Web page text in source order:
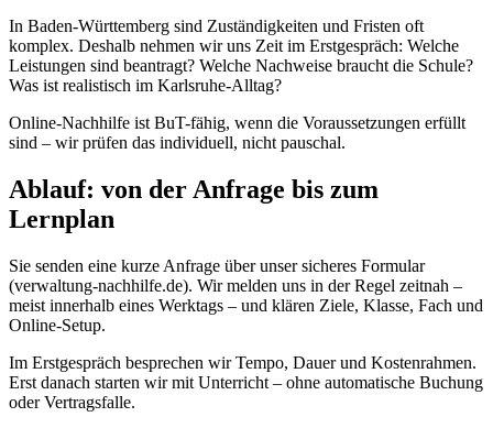
In Baden-Württemberg sind Zuständigkeiten und Fristen oft
komplex. Deshalb nehmen wir uns Zeit im Erstgespräch: Welche
Leistungen sind beantragt? Welche Nachweise braucht die Schule?
Was ist realistisch im Karlsruhe-Alltag?
Online-Nachhilfe ist BuT-fähig, wenn die Voraussetzungen erfüllt
sind – wir prüfen das individuell, nicht pauschal.
Ablauf: von der Anfrage bis zum
Lernplan
Sie senden eine kurze Anfrage über unser sicheres Formular
(verwaltung-nachhilfe.de). Wir melden uns in der Regel zeitnah –
meist innerhalb eines Werktags – und klären Ziele, Klasse, Fach und
Online-Setup.
Im Erstgespräch besprechen wir Tempo, Dauer und Kostenrahmen.
Erst danach starten wir mit Unterricht – ohne automatische Buchung
oder Vertragsfalle.